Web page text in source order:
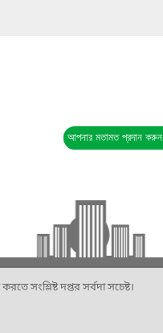
আপনার মতামত প্রদান করুন
সংশ্লিষ্ট দপ্তর সর্বদা সচেষ্ট।